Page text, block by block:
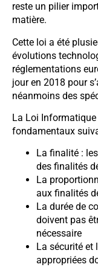
reste un pilier
matière.
Cette loi a été
évolutions
réglementations
jour en 2018 pour
néanmoins des
La Loi
fondamentaux
La finalité :
des finalités
La
aux finalités
La durée de
doivent pas
nécessaire
La sécurité et
appropriées